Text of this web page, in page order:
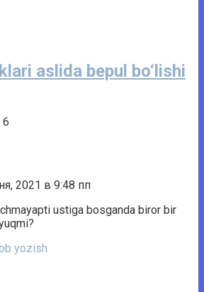
aslida bepul bo‘lishi
6
2021 в 9:48 пп
ustiga bosganda biror bir
yozish